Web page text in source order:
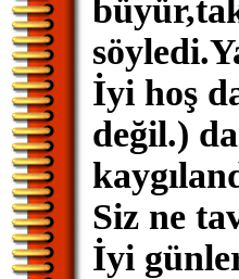
İyi hoş
değil.)
Siz ne
İyi